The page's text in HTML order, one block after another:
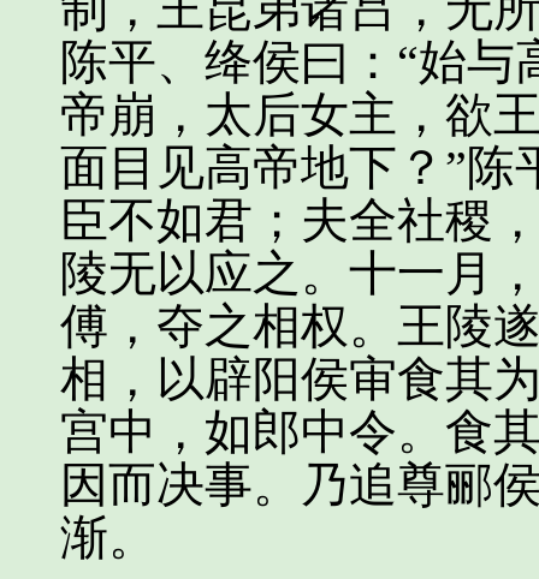
陈平、绛侯曰：“始
帝崩，太后女主，欲
面目见高帝地下？”陈
臣不如君；夫全社稷
陵无以应之。十一月
傅，夺之相权。王陵
相，以辟阳侯审食其
宫中，如郎中令。食
因而决事。乃追尊郦
渐。